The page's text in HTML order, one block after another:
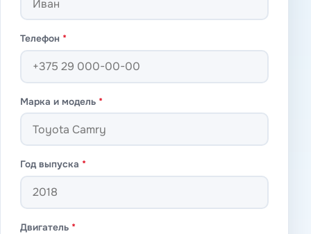
Телефон *
Марка и модель *
Год выпуска *
Двигатель *